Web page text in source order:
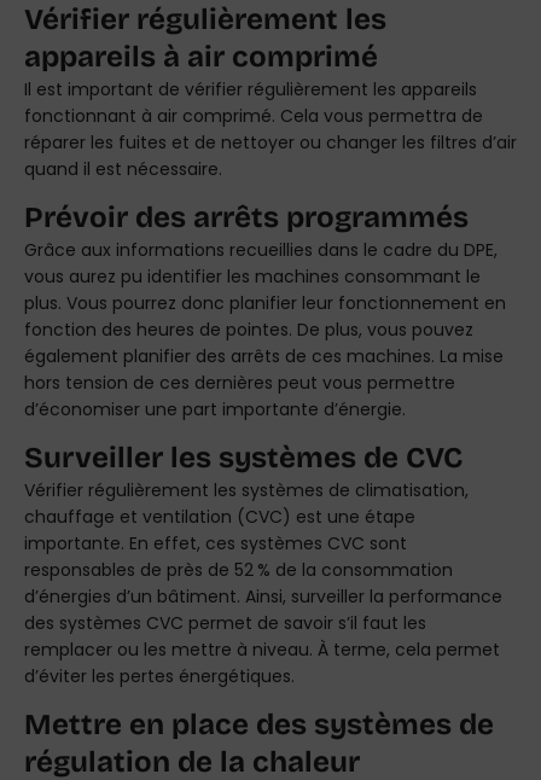
Vérifier régulièrement les
appareils à air comprimé
Il est important de vérifier régulièrement les appareils
fonctionnant à air comprimé. Cela vous permettra de
réparer les fuites et de nettoyer ou changer les filtres d’air
quand il est nécessaire.
Prévoir des arrêts programmés
Grâce aux informations recueillies dans le cadre du DPE,
vous aurez pu identifier les machines consommant le
plus. Vous pourrez donc planifier leur fonctionnement en
fonction des heures de pointes. De plus, vous pouvez
également planifier des arrêts de ces machines. La mise
hors tension de ces dernières peut vous permettre
d’économiser une part importante d’énergie.
Surveiller les systèmes de CVC
Vérifier régulièrement les systèmes de climatisation,
chauffage et ventilation (CVC) est une étape
importante. En effet, ces systèmes CVC sont
responsables de près de 52 % de la consommation
d’énergies d’un bâtiment. Ainsi, surveiller la performance
des systèmes CVC permet de savoir s’il faut les
remplacer ou les mettre à niveau. À terme, cela permet
d’éviter les pertes énergétiques.
Mettre en place des systèmes de
régulation de la chaleur